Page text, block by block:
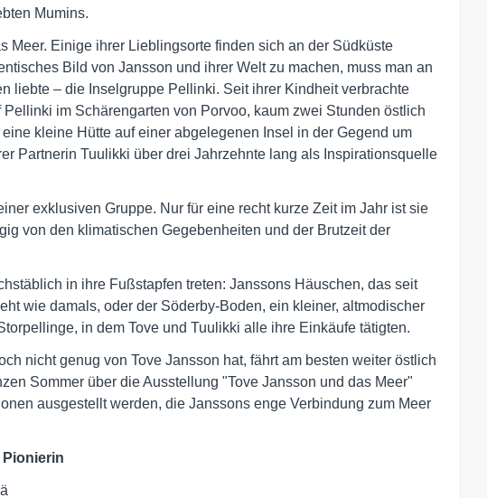
Mumins.
Meer. Einige ihrer Lieblingsorte finden sich an der Südküste
Bild von Jansson und ihrer Welt zu machen, muss man an
liebte – die Inselgruppe Pellinki. Seit ihrer Kindheit verbrachte
im Schärengarten von Porvoo, kaum zwei Stunden östlich
kleine Hütte auf einer abgelegenen Insel in der Gegend um
Partnerin Tuulikki über drei Jahrzehnte lang als Inspirationsquelle
exklusiven Gruppe. Nur für eine recht kurze Zeit im Jahr ist sie
von den klimatischen Gegebenheiten und der Brutzeit der
in ihre Fußstapfen treten: Janssons Häuschen, das seit
wie damals, oder der Söderby-Boden, ein kleiner, altmodischer
in dem Tove und Tuulikki alle ihre Einkäufe tätigten.
nicht genug von Tove Jansson hat, fährt am besten weiter östlich
Sommer über die Ausstellung "Tove Jansson und das Meer"
ausgestellt werden, die Janssons enge Verbindung zum Meer
Pionierin